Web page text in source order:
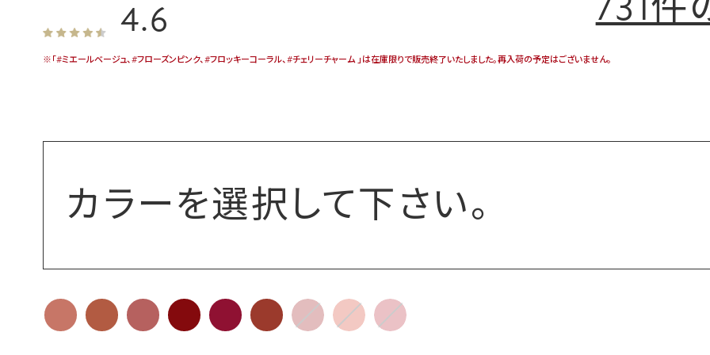
4.6
※「#ミエールベージュ、#フローズンピンク、#フロッキーコーラル、#チェリーチャーム 」は在庫限りで販売終了いたしました。再入荷の予定はございません。
カラーを選択して下さい。